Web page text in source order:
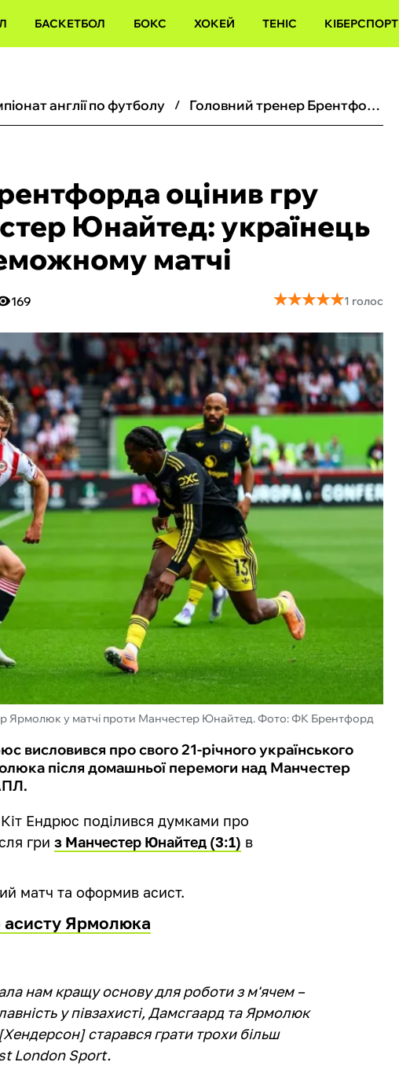
БАСКЕТБОЛ БОКС ХОКЕЙ ТЕНІС КІБЕРСПОРТ
англії по футболу Головний тренер Брентфорда оцінив гру Ярмолюка з Манчестер Юнайтед: українець віддав асист у переможному матчі
оцінив гру
Юнайтед: українець
матчі
169 ★★★★★
★★★★★1 голос
Ярмолюк у матчі проти Манчестер Юнайтед. Фото: ФК Брентфорд
висловився про свого 21-річного українського
після домашньої перемоги над Манчестер
Ендрюс поділився думками про
гриз Манчестер Юнайтед (3:1) в
матч та оформив асист.
асисту Ярмолюка
нам кращу основу для роботи з м'ячем –
у півзахисті, Дамсгаард та Ярмолюк
старався грати трохи більш
London Sport.